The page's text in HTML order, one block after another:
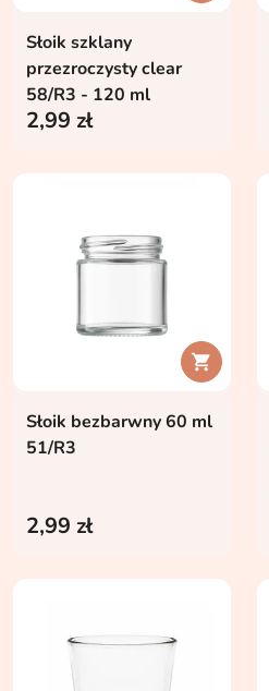
Słoik szklany
przezroczysty clear
58/R3 - 120 ml
2,99 zł

Słoik bezbarwny 60 ml
51/R3
2,99 zł